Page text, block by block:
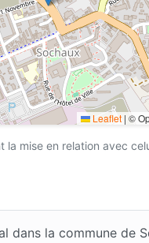
Leaflet | ©
mise en relation avec
dans la commune de